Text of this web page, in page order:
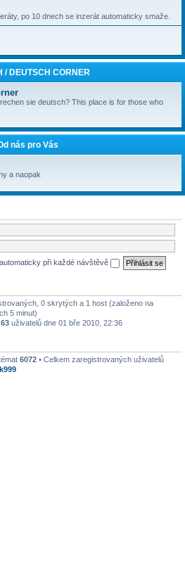
po 10 dnech se inzerát automaticky smaže.
/ DEUTSCH CORNER
sie deutsch? This place is for those who
nás pro Vás
a naopak
při každé návštěvě
0 skrytých a 1 host (založeno na
5 minut)
63 uživatelů dne 01 bře 2010, 22:36
6072 • Celkem zaregistrovaných uživatelů